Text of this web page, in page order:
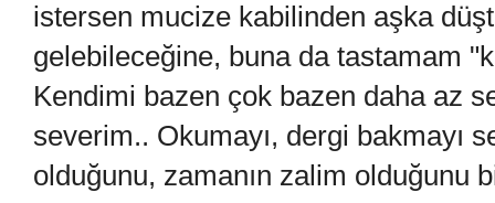
istersen mucize kabilinden aşka
gelebileceğine, buna da tastamam
Kendimi bazen çok bazen daha az
severim.. Okumayı, dergi bakmayı
olduğunu, zamanın zalim olduğunu